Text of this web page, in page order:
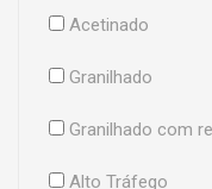
Acetinado
Granilhado
Granilhado com
Alto Tráfego